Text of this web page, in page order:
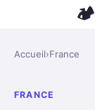
🏕
Accueil›France
FRANCE